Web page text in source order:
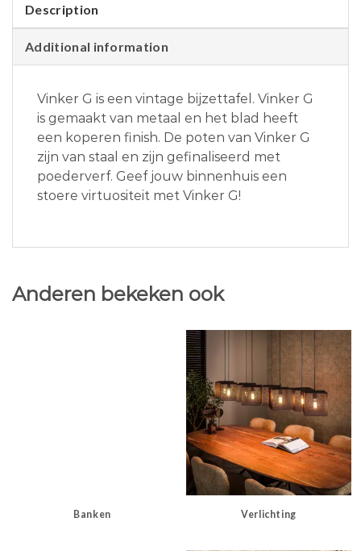
Description
Additional information
Vinker G is een vintage bijzettafel. Vinker G
is gemaakt van metaal en het blad heeft
een koperen finish. De poten van Vinker G
zijn van staal en zijn gefinaliseerd met
poederverf. Geef jouw binnenhuis een
stoere virtuositeit met Vinker G!
Anderen bekeken ook
Banken Verlichting